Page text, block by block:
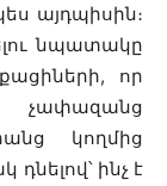
այդպիսին։
նպատակը
որ
չափազանց
կողմից
ինչ է